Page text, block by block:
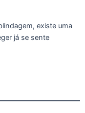
existe uma
já se sente